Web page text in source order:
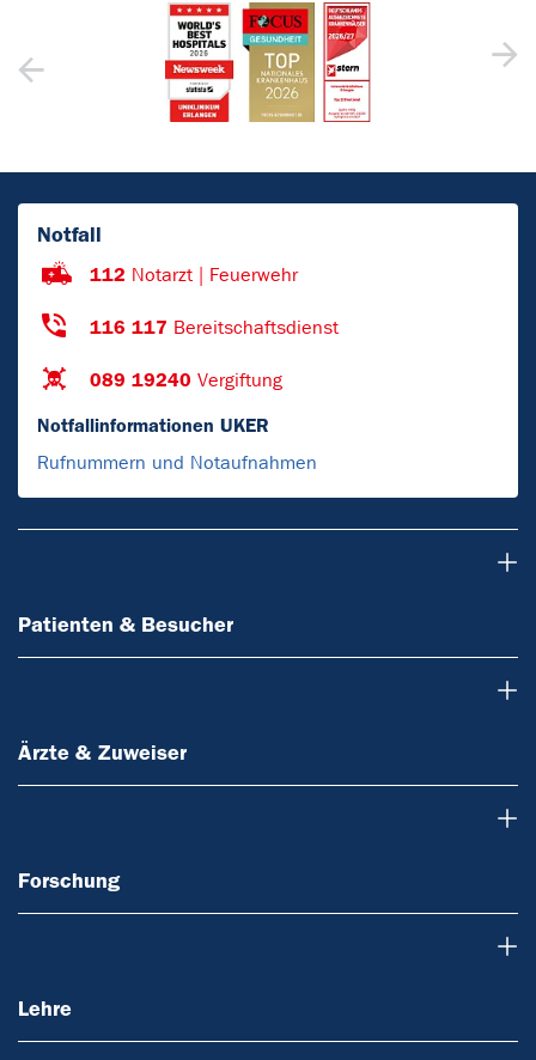
Notfall
112 Notarzt | Feuerwehr
116 117 Bereitschaftsdienst
089 19240 Vergiftung
Notfallinformationen UKER
Rufnummern und Notaufnahmen
Patienten & Besucher
Ärzte & Zuweiser
Forschung
Lehre